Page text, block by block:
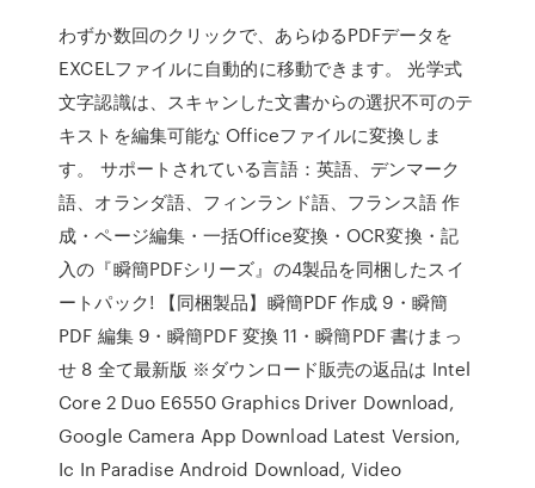
わずか数回のクリックで、あらゆるPDFデータを
EXCELファイルに自動的に移動できます。 光学式
文字認識は、スキャンした文書からの選択不可のテ
キストを編集可能な Officeファイルに変換しま
す。 サポートされている言語：英語、デンマーク
語、オランダ語、フィンランド語、フランス語 作
成・ページ編集・一括Office変換・OCR変換・記
入の『瞬簡PDFシリーズ』の4製品を同梱したスイ
ートパック! 【同梱製品】瞬簡PDF 作成 9・瞬簡
PDF 編集 9・瞬簡PDF 変換 11・瞬簡PDF 書けまっ
せ 8 全て最新版 ※ダウンロード販売の返品は Intel
Core 2 Duo E6550 Graphics Driver Download,
Google Camera App Download Latest Version,
Ic In Paradise Android Download, Video